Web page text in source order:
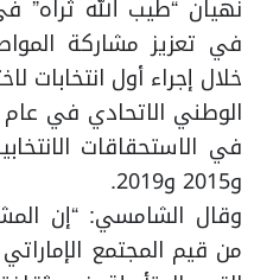
في تعزيز مشاركة
خلال إجراء أول انتخابات
و2015 و2019.
وقال الشامسي: “إن
من قيم المجتمع